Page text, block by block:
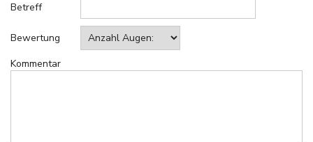
Betreff
Bewertung
Kommentar